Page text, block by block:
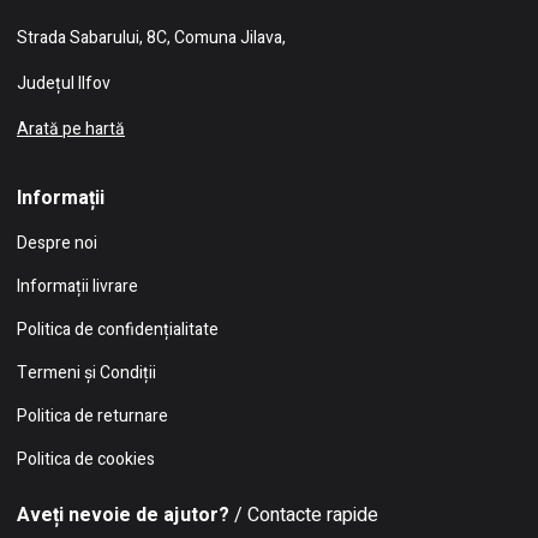
Strada Sabarului, 8C, Comuna Jilava,
Județul Ilfov
Arată pe hartă
Informații
Despre noi
Informații livrare
Politica de confidențialitate
Termeni și Condiții
Politica de returnare
Politica de cookies
Aveți nevoie de ajutor? / Contacte rapide